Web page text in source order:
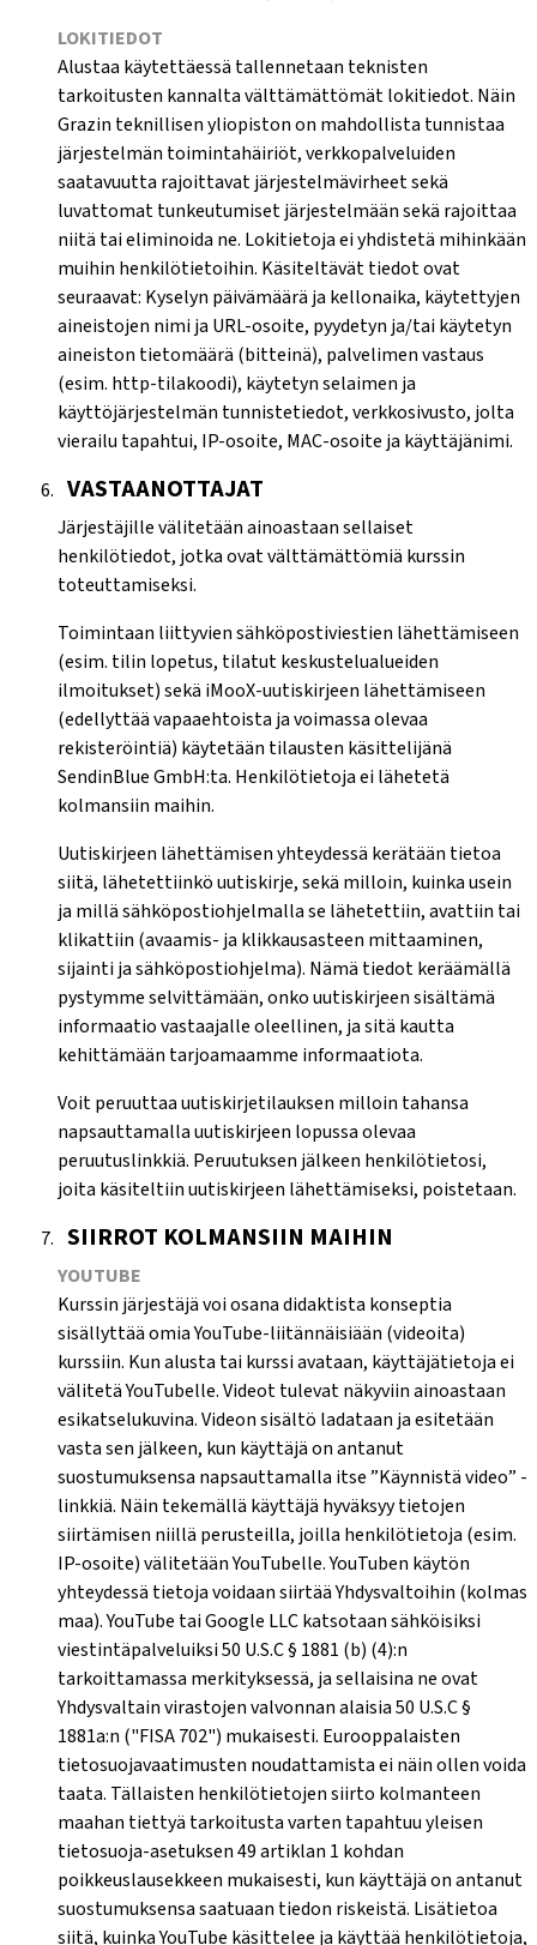
LOKITIEDOT
Alustaa käytettäessä tallennetaan teknisten
tarkoitusten kannalta välttämättömät lokitiedot. Näin
Grazin teknillisen yliopiston on mahdollista tunnistaa
järjestelmän toimintahäiriöt, verkkopalveluiden
saatavuutta rajoittavat järjestelmävirheet sekä
luvattomat tunkeutumiset järjestelmään sekä rajoittaa
niitä tai eliminoida ne. Lokitietoja ei yhdistetä mihinkään
muihin henkilötietoihin. Käsiteltävät tiedot ovat
seuraavat: Kyselyn päivämäärä ja kellonaika, käytettyjen
aineistojen nimi ja URL-osoite, pyydetyn ja/tai käytetyn
aineiston tietomäärä (bitteinä), palvelimen vastaus
(esim. http-tilakoodi), käytetyn selaimen ja
käyttöjärjestelmän tunnistetiedot, verkkosivusto, jolta
vierailu tapahtui, IP-osoite, MAC-osoite ja käyttäjänimi.
VASTAANOTTAJAT
Järjestäjille välitetään ainoastaan sellaiset
henkilötiedot, jotka ovat välttämättömiä kurssin
toteuttamiseksi.
Toimintaan liittyvien sähköpostiviestien lähettämiseen
(esim. tilin lopetus, tilatut keskustelualueiden
ilmoitukset) sekä iMooX-uutiskirjeen lähettämiseen
(edellyttää vapaaehtoista ja voimassa olevaa
rekisteröintiä) käytetään tilausten käsittelijänä
SendinBlue GmbH:ta. Henkilötietoja ei lähetetä
kolmansiin maihin.
Uutiskirjeen lähettämisen yhteydessä kerätään tietoa
siitä, lähetettiinkö uutiskirje, sekä milloin, kuinka usein
ja millä sähköpostiohjelmalla se lähetettiin, avattiin tai
klikattiin (avaamis- ja klikkausasteen mittaaminen,
sijainti ja sähköpostiohjelma). Nämä tiedot keräämällä
pystymme selvittämään, onko uutiskirjeen sisältämä
informaatio vastaajalle oleellinen, ja sitä kautta
kehittämään tarjoamaamme informaatiota.
Voit peruuttaa uutiskirjetilauksen milloin tahansa
napsauttamalla uutiskirjeen lopussa olevaa
peruutuslinkkiä. Peruutuksen jälkeen henkilötietosi,
joita käsiteltiin uutiskirjeen lähettämiseksi, poistetaan.
SIIRROT KOLMANSIIN MAIHIN
YOUTUBE
Kurssin järjestäjä voi osana didaktista konseptia
sisällyttää omia YouTube-liitännäisiään (videoita)
kurssiin. Kun alusta tai kurssi avataan, käyttäjätietoja ei
välitetä YouTubelle. Videot tulevat näkyviin ainoastaan
esikatselukuvina. Videon sisältö ladataan ja esitetään
vasta sen jälkeen, kun käyttäjä on antanut
suostumuksensa napsauttamalla itse ”Käynnistä video” -
linkkiä. Näin tekemällä käyttäjä hyväksyy tietojen
siirtämisen niillä perusteilla, joilla henkilötietoja (esim.
IP-osoite) välitetään YouTubelle. YouTuben käytön
yhteydessä tietoja voidaan siirtää Yhdysvaltoihin (kolmas
maa). YouTube tai Google LLC katsotaan sähköisiksi
viestintäpalveluiksi 50 U.S.C § 1881 (b) (4):n
tarkoittamassa merkityksessä, ja sellaisina ne ovat
Yhdysvaltain virastojen valvonnan alaisia ​​50 U.S.C §
1881a:n ("FISA 702") mukaisesti. Eurooppalaisten
tietosuojavaatimusten noudattamista ei näin ollen voida
taata. Tällaisten henkilötietojen siirto kolmanteen
maahan tiettyä tarkoitusta varten tapahtuu yleisen
tietosuoja-asetuksen 49 artiklan 1 kohdan
poikkeuslausekkeen mukaisesti, kun käyttäjä on antanut
suostumuksensa saatuaan tiedon riskeistä. Lisätietoa
siitä, kuinka YouTube käsittelee ja käyttää henkilötietoja,